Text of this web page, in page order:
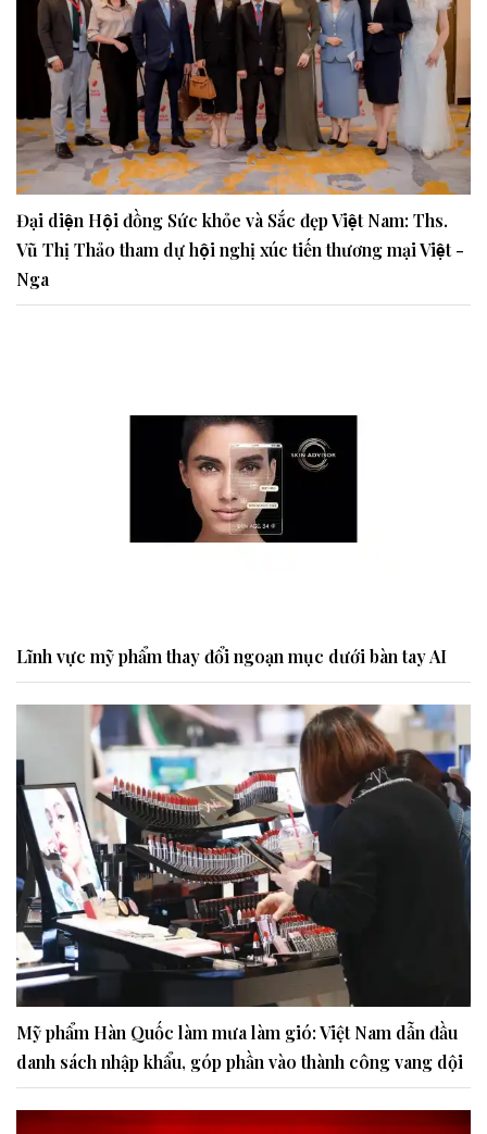
Đại diện Hội đồng Sức khỏe và Sắc đẹp Việt Nam: Ths.
Vũ Thị Thảo tham dự hội nghị xúc tiến thương mại Việt -
Nga
Lĩnh vực mỹ phẩm thay đổi ngoạn mục dưới bàn tay AI
Mỹ phẩm Hàn Quốc làm mưa làm gió: Việt Nam dẫn đầu
danh sách nhập khẩu, góp phần vào thành công vang dội